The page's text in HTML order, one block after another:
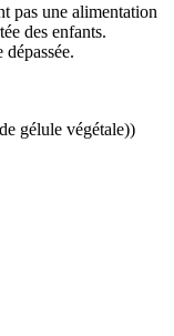
pas une alimentation
des enfants.
gélule végétale))